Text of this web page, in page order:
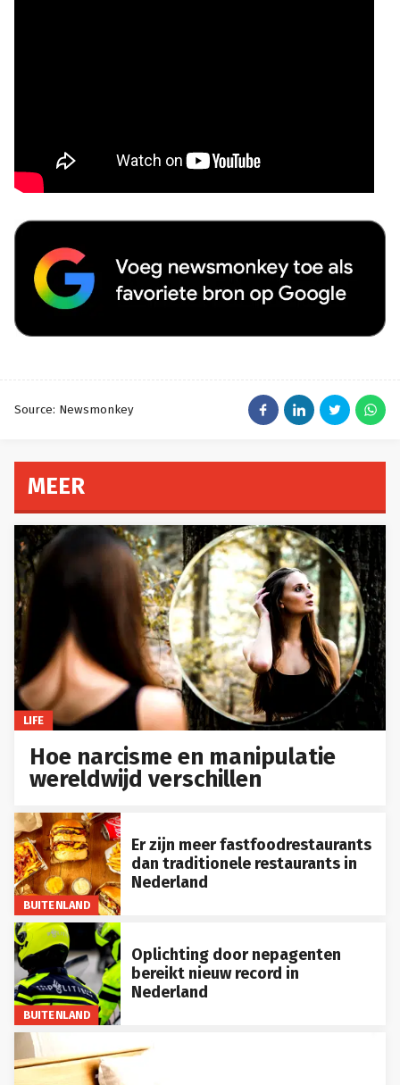
Source: Newsmonkey
MEER
LIFE
Hoe narcisme en manipulatie
wereldwijd verschillen
BUITENLAND
Er zijn meer fastfoodrestaurants
dan traditionele restaurants in
Nederland
BUITENLAND
Oplichting door nepagenten
bereikt nieuw record in
Nederland